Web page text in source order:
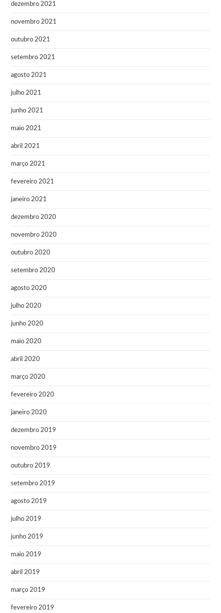
dezembro 2021
novembro 2021
outubro 2021
setembro 2021
agosto 2021
julho 2021
junho 2021
maio 2021
abril 2021
março 2021
fevereiro 2021
janeiro 2021
dezembro 2020
novembro 2020
outubro 2020
setembro 2020
agosto 2020
julho 2020
junho 2020
maio 2020
abril 2020
março 2020
fevereiro 2020
janeiro 2020
dezembro 2019
novembro 2019
outubro 2019
setembro 2019
agosto 2019
julho 2019
junho 2019
maio 2019
abril 2019
março 2019
fevereiro 2019